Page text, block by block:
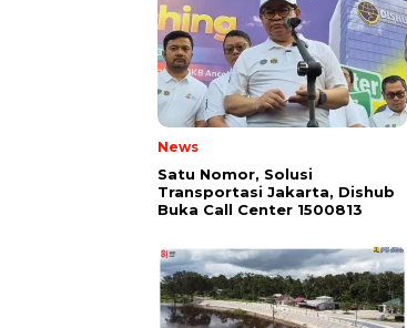
News
Satu Nomor, Solusi
Transportasi Jakarta, Dishub
Buka Call Center 1500813